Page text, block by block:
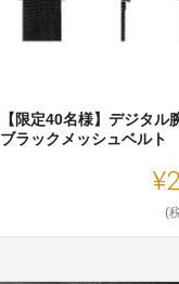
【限定40名様】デジタル
ブラックメッシュベルト
(